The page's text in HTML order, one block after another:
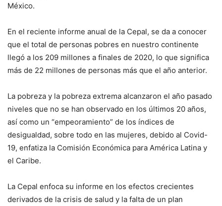
México.
En el reciente informe anual de la Cepal, se da a conocer
que el total de personas pobres en nuestro continente
llegó a los 209 millones a finales de 2020, lo que significa
más de 22 millones de personas más que el año anterior.
La pobreza y la pobreza extrema alcanzaron el año pasado
niveles que no se han observado en los últimos 20 años,
así como un “empeoramiento” de los índices de
desigualdad, sobre todo en las mujeres, debido al Covid-
19, enfatiza la Comisión Económica para América Latina y
el Caribe.
La Cepal enfoca su informe en los efectos crecientes
derivados de la crisis de salud y la falta de un plan